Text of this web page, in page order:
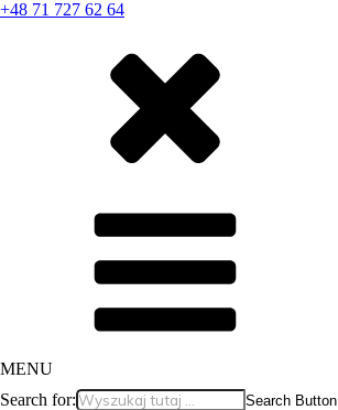
+48 71 727 62 64
MENU
Search for:
Search Button